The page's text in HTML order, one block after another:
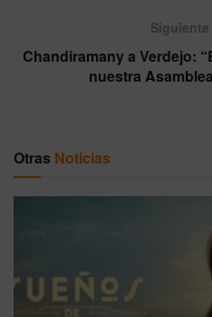
Chandiramany a Verdejo:
nuestra
Otras Noticias